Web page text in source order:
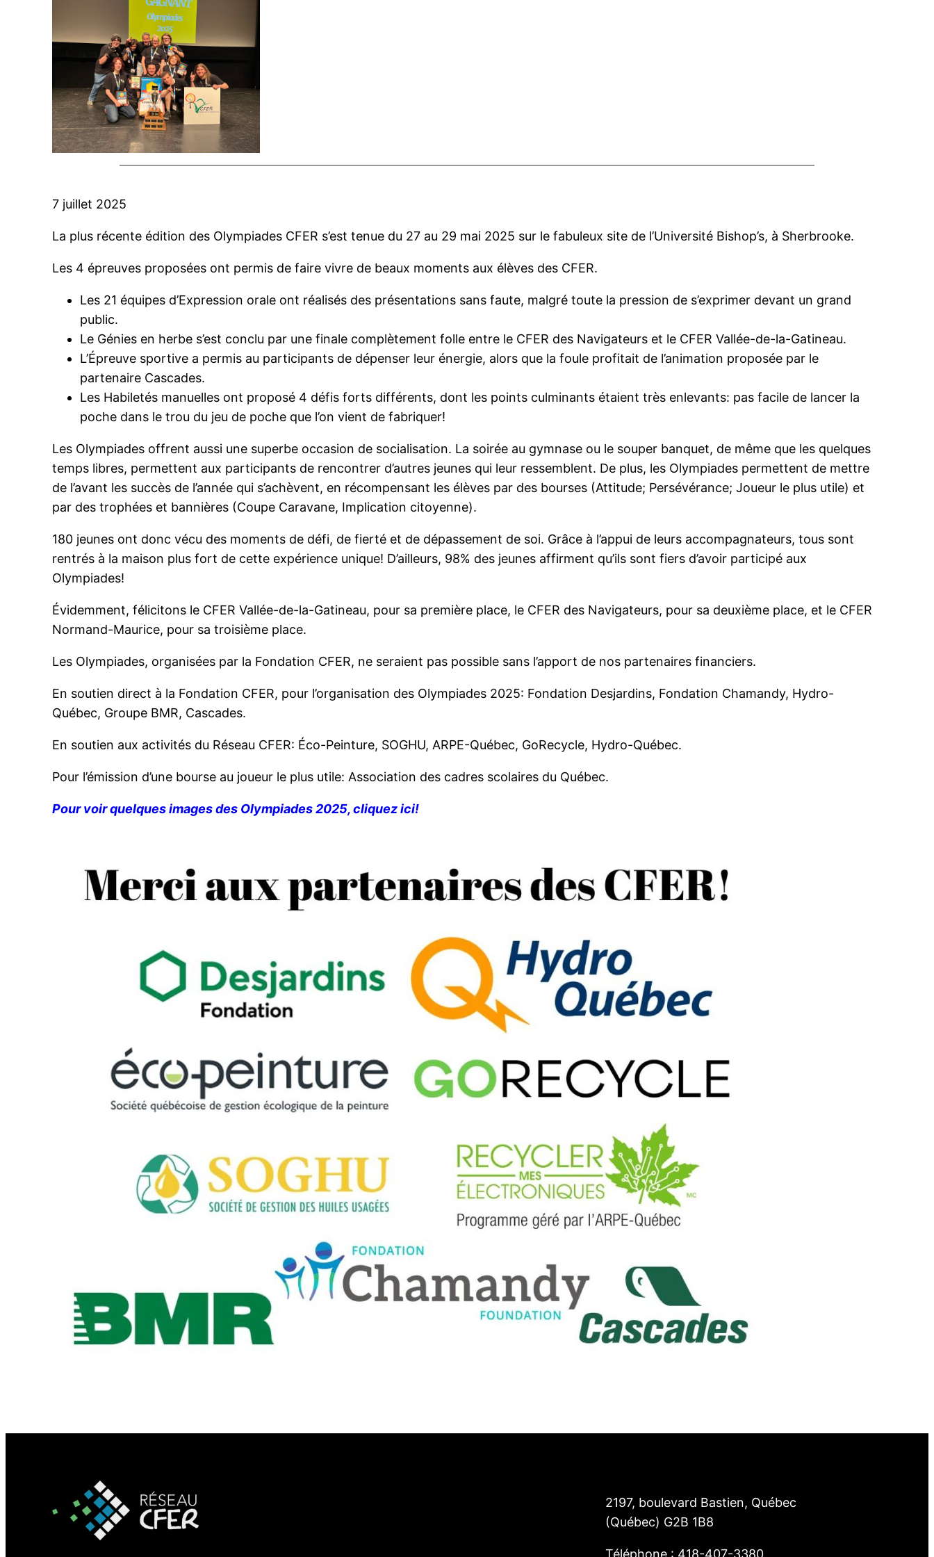
7 juillet 2025
La plus récente édition des Olympiades CFER s’est tenue du 27 au 29 mai 2025 sur le fabuleux site de l’Université Bishop’s, à Sherbrooke.
Les 4 épreuves proposées ont permis de faire vivre de beaux moments aux élèves des CFER.
Les 21 équipes d’Expression orale ont réalisés des présentations sans faute, malgré toute la pression de s’exprimer devant un grand
public.
Le Génies en herbe s’est conclu par une finale complètement folle entre le CFER des Navigateurs et le CFER Vallée-de-la-Gatineau.
L’Épreuve sportive a permis au participants de dépenser leur énergie, alors que la foule profitait de l’animation proposée par le
partenaire Cascades.
Les Habiletés manuelles ont proposé 4 défis forts différents, dont les points culminants étaient très enlevants: pas facile de lancer la
poche dans le trou du jeu de poche que l’on vient de fabriquer!
Les Olympiades offrent aussi une superbe occasion de socialisation. La soirée au gymnase ou le souper banquet, de même que les quelques
temps libres, permettent aux participants de rencontrer d’autres jeunes qui leur ressemblent. De plus, les Olympiades permettent de mettre
de l’avant les succès de l’année qui s’achèvent, en récompensant les élèves par des bourses (Attitude; Persévérance; Joueur le plus utile) et
par des trophées et bannières (Coupe Caravane, Implication citoyenne).
180 jeunes ont donc vécu des moments de défi, de fierté et de dépassement de soi. Grâce à l’appui de leurs accompagnateurs, tous sont
rentrés à la maison plus fort de cette expérience unique! D’ailleurs, 98% des jeunes affirment qu’ils sont fiers d’avoir participé aux
Olympiades!
Évidemment, félicitons le CFER Vallée-de-la-Gatineau, pour sa première place, le CFER des Navigateurs, pour sa deuxième place, et le CFER
Normand-Maurice, pour sa troisième place.
Les Olympiades, organisées par la Fondation CFER, ne seraient pas possible sans l’apport de nos partenaires financiers.
En soutien direct à la Fondation CFER, pour l’organisation des Olympiades 2025: Fondation Desjardins, Fondation Chamandy, Hydro-
Québec, Groupe BMR, Cascades.
En soutien aux activités du Réseau CFER: Éco-Peinture, SOGHU, ARPE-Québec, GoRecycle, Hydro-Québec.
Pour l’émission d’une bourse au joueur le plus utile: Association des cadres scolaires du Québec.
Pour voir quelques images des Olympiades 2025, cliquez ici!
2197, boulevard Bastien, Québec
(Québec) G2B 1B8
Téléphone : 418-407-3380